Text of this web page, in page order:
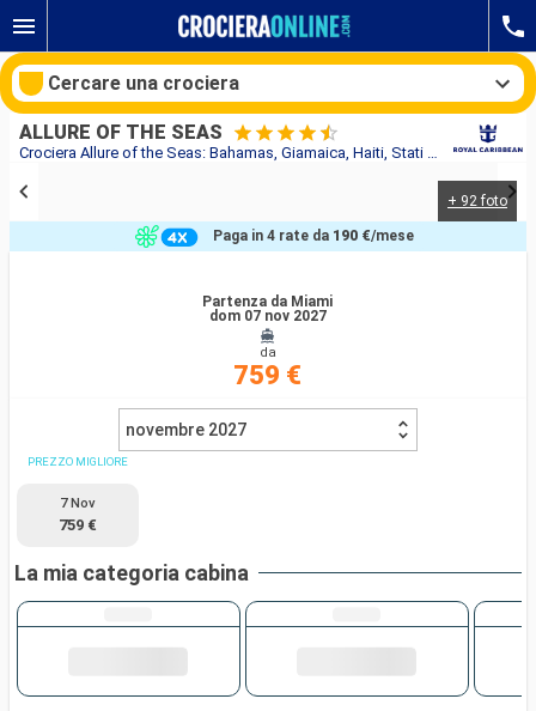
Crociera Allure of the Seas: Bahamas, Giamaica, Haiti, Stati uniti in partenza da Miami
ALLURE OF THE SEAS
+ 92 foto
Partenza da Miami
dom 07 nov 2027
da
759 €
Paga in 4 rate da190 €/mese
novembre 2027
PREZZO MIGLIORE
7 Nov
759 €
La mia categoria cabina
Cercare una crociera
Compagnie
Ricerca